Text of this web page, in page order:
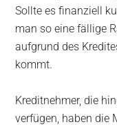
Sollte es finanziell
man so eine fällige
aufgrund des
kommt.
Kreditnehmer, die
verfügen, haben die